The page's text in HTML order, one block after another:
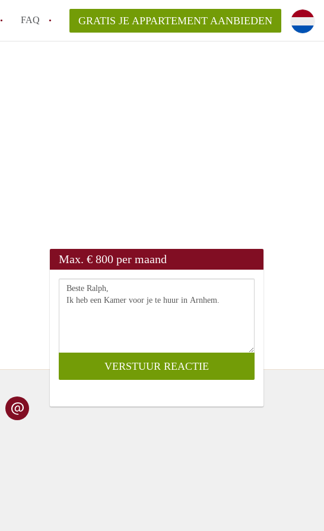
FAQ
op een Appartement in Arnhem?
van AppartementenArnhem?
GRATIS JE APPARTEMENT AANBIEDEN
Max. € 800 per maand